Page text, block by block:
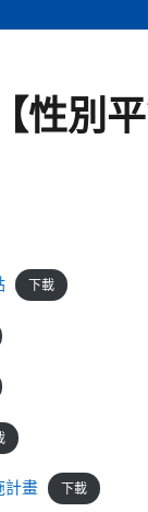
【性別
下載
計畫 下載